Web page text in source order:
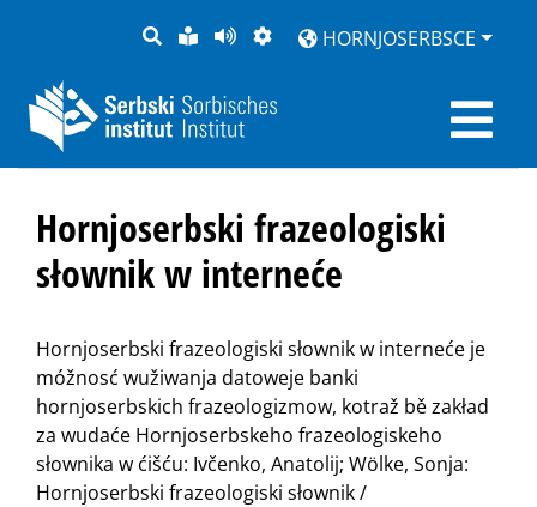
PYTANJE
LOCHKA
RĚČ
STRONU
PŘEDČITAĆ
ZWOBRAZNJENJE
HORNJOSERBSCE
Hornjoserbski frazeologiski
słownik w interneće
Hornjoserbski frazeologiski słownik w interneće je
móžnosć wužiwanja datoweje banki
hornjoserbskich frazeologizmow, kotraž bě zakład
za wudaće Hornjoserbskeho frazeologiskeho
słownika w ćišću: Ivčenko, Anatolij; Wölke, Sonja:
Hornjoserbski frazeologiski słownik /